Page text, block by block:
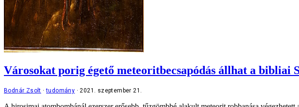
Városokat porig égető meteoritbecsapódás állhat a bibliai
Bodnár Zsolt tudomány 2021. szeptember 21.